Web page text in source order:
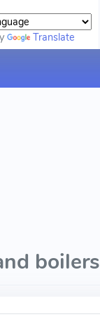
Translate
boilers